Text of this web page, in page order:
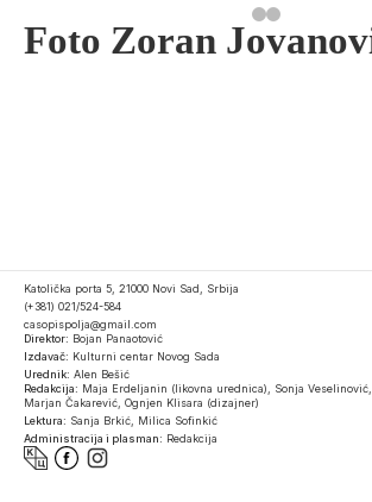
Foto Zoran
Katolička porta 5, 21000 Novi Sad, Srbija
(+381) 021/524-584
casopispolja@gmail.com
Direktor: Bojan Panaotović
Izdavač: Kulturni centar Novog Sada
Urednik: Alen Bešić
Redakcija: Maja Erdeljanin (likovna urednica), Sonja
Marjan Čakarević, Ognjen Klisara (dizajner)
Lektura: Sanja Brkić, Milica Sofinkić
Administracija i plasman: Redakcija